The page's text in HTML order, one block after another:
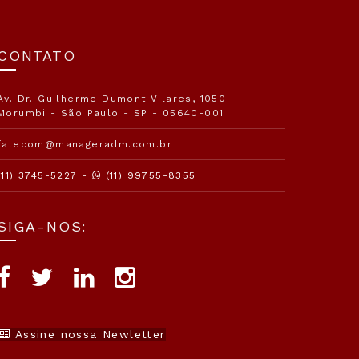
Dr. Guilherme Dumont Vilares, 1050 -
- São Paulo - SP - 05640-001
3745-5227 - (11) 99755-8355
NOS:
Assine nossa Newletter